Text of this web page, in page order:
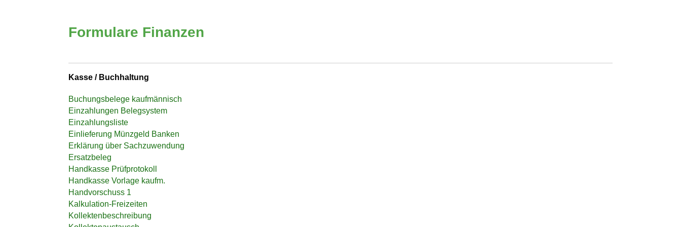
Formulare Finanzen
Kasse / Buchhaltung
Buchungsbelege kaufmännisch
Einzahlungen Belegsystem
Einzahlungsliste
Einlieferung Münzgeld Banken
Erklärung über Sachzuwendung
Ersatzbeleg
Handkasse Prüfprotokoll
Handkasse Vorlage kaufm.
Handvorschuss 1
Kalkulation-Freizeiten
Kollektenbeschreibung